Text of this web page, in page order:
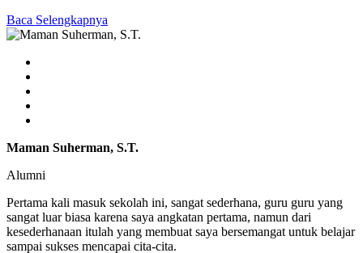
Baca Selengkapnya
Maman Suherman, S.T.
Alumni
Pertama kali masuk sekolah ini, sangat sederhana, guru guru yang
sangat luar biasa karena saya angkatan pertama, namun dari
kesederhanaan itulah yang membuat saya bersemangat untuk belajar
sampai sukses mencapai cita-cita.